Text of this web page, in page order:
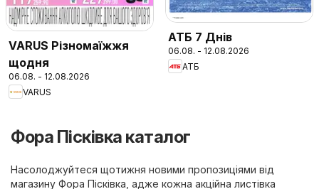
VARUS Різномаїжжя
щодня
06.08. - 12.08.2026
VARUS
АТБ 7 Днів
06.08. - 12.08.2026
АТБ
Фора Пісківка каталог
Насолоджуйтеся щотижня новими пропозиціями від
магазину Фора Пісківка, адже кожна акційна листівка